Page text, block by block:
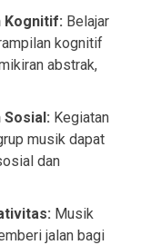
Kognitif: Belajar
kognitif
abstrak,
Kegiatan
musik dapat
dan
Musik
jalan bagi